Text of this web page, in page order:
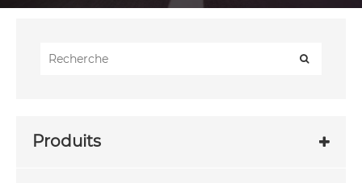
Produits